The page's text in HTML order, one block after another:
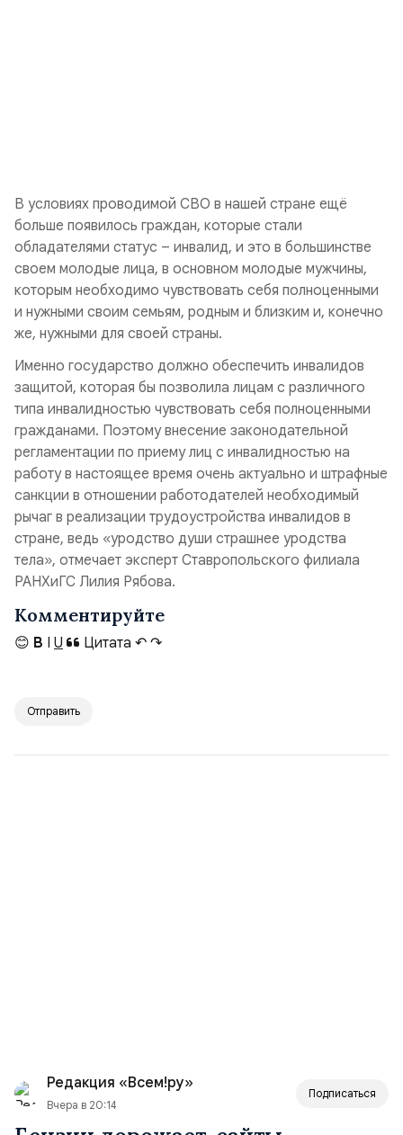
В условиях проводимой СВО в нашей стране ещё
больше появилось граждан, которые стали
обладателями статус – инвалид, и это в большинстве
своем молодые лица, в основном молодые мужчины,
которым необходимо чувствовать себя полноценными
и нужными своим семьям, родным и близким и, конечно
же, нужными для своей страны.
Именно государство должно обеспечить инвалидов
защитой, которая бы позволила лицам с различного
типа инвалидностью чувствовать себя полноценными
гражданами. Поэтому внесение законодательной
регламентации по приему лиц с инвалидностью на
работу в настоящее время очень актуально и штрафные
санкции в отношении работодателей необходимый
рычаг в реализации трудоустройства инвалидов в
стране, ведь «уродство души страшнее уродства
тела», отмечает эксперт Ставропольского филиала
РАНХиГС Лилия Рябова.
Комментируйте
😊 B I U Цитата ↶ ↷
Отправить
Редакция «Всем!ру»
Вчера в 20:14
Подписаться